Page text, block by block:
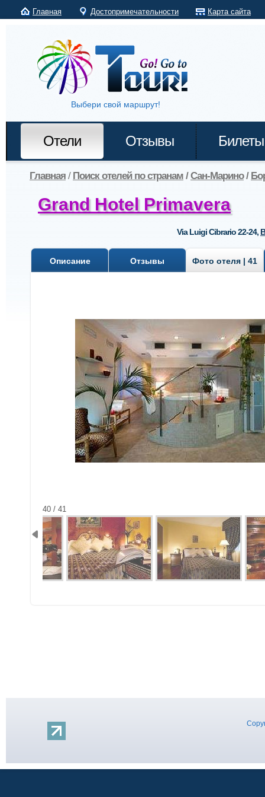
Главная Достопримечательности Карта сайта
Выбери свой маршрут!
Отели Отзывы Билеты
Главная / Поиск отелей по странам /Сан-Марино/
Grand Hotel Primavera
Via Luigi Cibrario 22-24,
Описание Отзывы Фото отеля | 41
40 / 41